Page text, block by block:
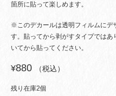
箇所に貼って楽しめます。
※このデカールは透明フィルムにデ
す。貼ってから剥がすタイプでは
いてから貼ってください。
¥880 （税込）
残り在庫2個